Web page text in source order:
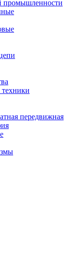
промышленности
передвижная